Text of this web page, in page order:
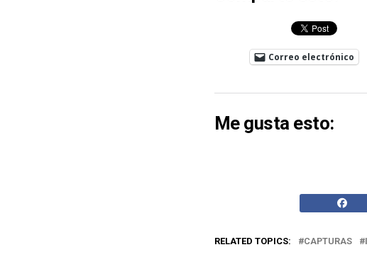
Correo electrónico
Me gusta esto:
RELATED TOPICS: CAPTURAS